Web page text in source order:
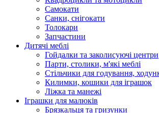
Самокати
Санки, снігокати
Толокари
Запчастини
Дитячі меблі
Гойдалки та заколисуючі центри
Парти, столики, м'які меблі
Стільчики для годування,
Килимки, кошики для іграшок
Ліжка та манежі
Іграшки для малюків
Брязкальця та гризунки